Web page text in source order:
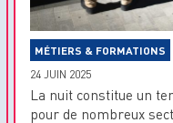
MÉTIERS & FORMATIONS
24 JUIN 2025
La nuit constitue un
pour de nombreux